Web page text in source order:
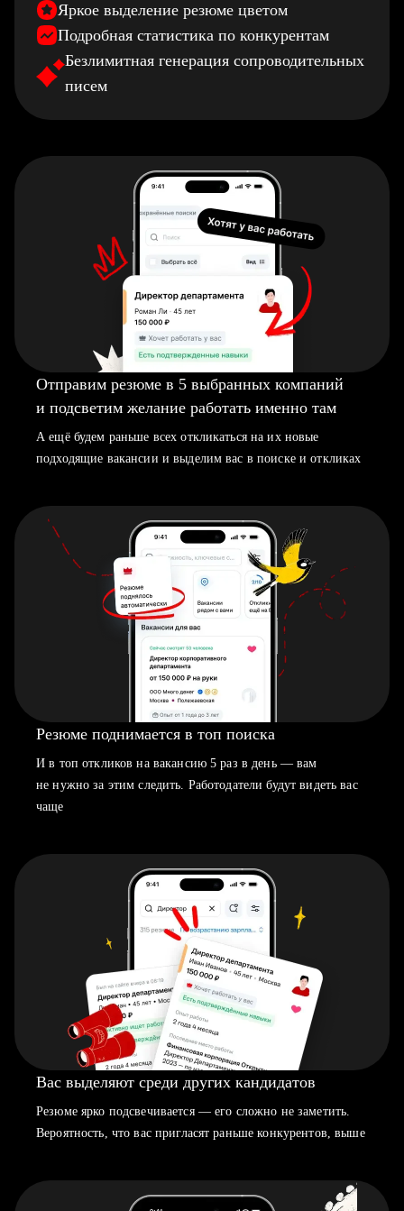
Яркое выделение резюме цветом
Подробная статистика по конкурентам
Безлимитная генерация сопроводительных
писем
Отправим резюме в 5 выбранных компаний
и подсветим желание работать именно там
А ещё будем раньше всех откликаться на их новые
подходящие вакансии и выделим вас в поиске и откликах
Резюме поднимается в топ поиска
И в топ откликов на вакансию 5 раз в день — вам
не нужно за этим следить. Работодатели будут видеть вас
чаще
Вас выделяют среди других кандидатов
Резюме ярко подсвечивается — его сложно не заметить.
Вероятность, что вас пригласят раньше конкурентов, выше